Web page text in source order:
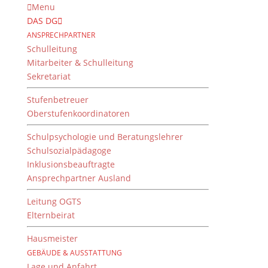
Menu
DAS DG
ANSPRECHPARTNER
Schulleitung
Mitarbeiter & Schulleitung
Sekretariat
Stufenbetreuer
Oberstufenkoordinatoren
Schulpsychologie und Beratungslehrer
Schulsozialpädagoge
Inklusionsbeauftragte
Ansprechpartner Ausland
Leitung OGTS
Elternbeirat
Hausmeister
GEBÄUDE & AUSSTATTUNG
GEO-Tag der Arten-
vielfalt 2016
28. Juli 2016